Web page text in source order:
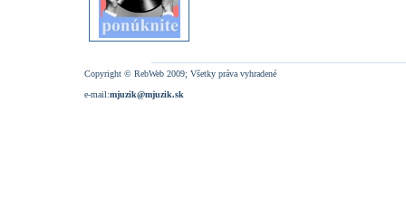
Copyright © RebWeb 2009; Všetky práva vyhradené
e-mail:mjuzik@mjuzik.sk